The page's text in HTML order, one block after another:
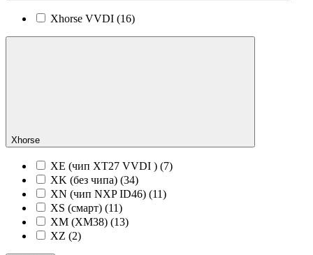
Xhorse VVDI (16)
Xhorse
XE (чип XT27 VVDI ) (7)
XK (без чипа) (34)
XN (чип NXP ID46) (11)
XS (смарт) (11)
XM (XM38) (13)
XZ (2)